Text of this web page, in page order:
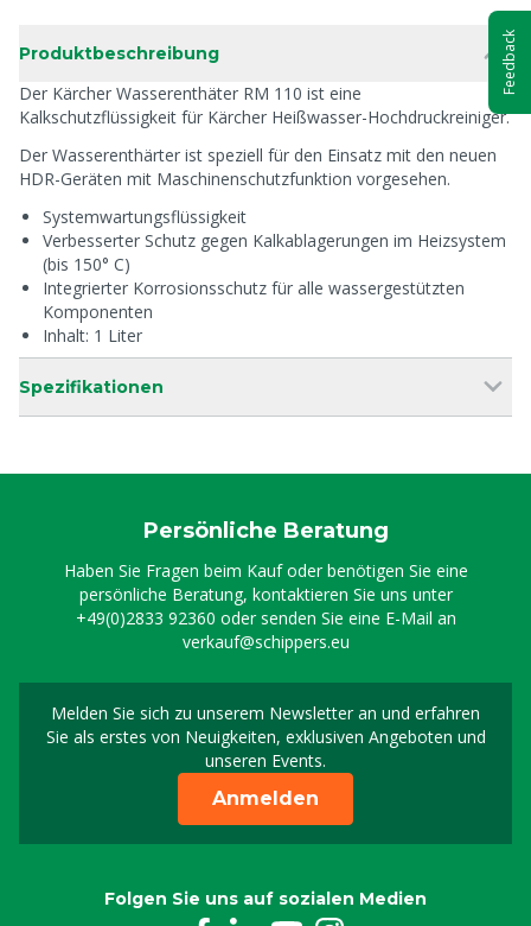
Produktbeschreibung
Der Kärcher Wasserenthäter RM 110 ist eine
Kalkschutzflüssigkeit für Kärcher Heißwasser-Hochdruckreiniger.
Der Wasserenthärter ist speziell für den Einsatz mit den neuen
HDR-Geräten mit Maschinenschutzfunktion vorgesehen.
Systemwartungsflüssigkeit
Verbesserter Schutz gegen Kalkablagerungen im Heizsystem
(bis 150° C)
Integrierter Korrosionsschutz für alle wassergestützten
Komponenten
Inhalt: 1 Liter
Spezifikationen
Persönliche Beratung
Haben Sie Fragen beim Kauf oder benötigen Sie eine
persönliche Beratung, kontaktieren Sie uns unter
+49(0)2833 92360 oder senden Sie eine E-Mail an
verkauf@schippers.eu
Melden Sie sich zu unserem Newsletter an und erfahren
Sie als erstes von Neuigkeiten, exklusiven Angeboten und
unseren Events.
Melden Sie sich für
Anmelden
Folgen Sie uns auf sozialen Medien
Feedback